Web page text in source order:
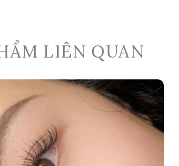
LIÊN QUAN